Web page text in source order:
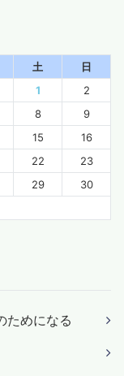
土
日
1
2
8
9
15
16
22
23
29
30
ためになる